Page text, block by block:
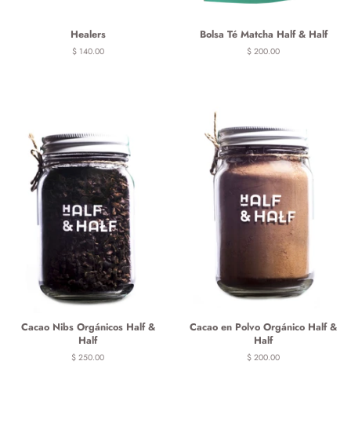
Healers
Precio
$ 140.00
Bolsa Té Matcha Half & Half
Precio
$ 200.00
Cacao Nibs Orgánicos Half &
Half
Precio
$ 250.00
Cacao en Polvo Orgánico Half &
Half
Precio
$ 200.00